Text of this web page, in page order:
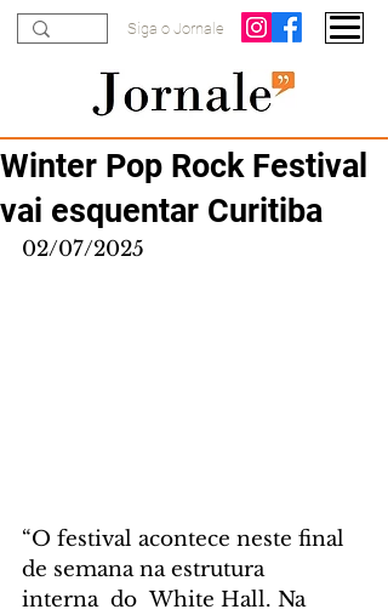
Siga o Jornale
Winter Pop Rock Festival
vai esquentar Curitiba
02/07/2025
“O festival acontece neste final
de semana na estrutura
interna  do  White Hall. Na